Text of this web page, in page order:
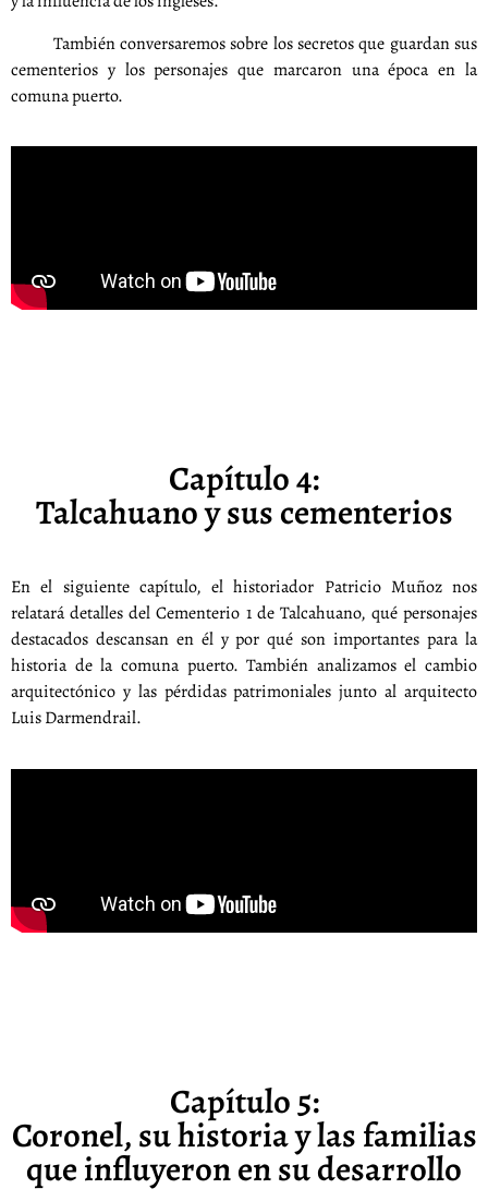
También conversaremos sobre los secretos que guardan sus
cementerios y los personajes que marcaron una época en la
comuna puerto.
Capítulo 4:
Talcahuano y sus cementerios
En el siguiente capítulo, el historiador Patricio Muñoz nos
relatará detalles del Cementerio 1 de Talcahuano, qué personajes
destacados descansan en él y por qué son importantes para la
historia de la comuna puerto. También analizamos el cambio
arquitectónico y las pérdidas patrimoniales junto al arquitecto
Luis Darmendrail.
Capítulo 5:
Coronel, su historia y las familias
que influyeron en su desarrollo